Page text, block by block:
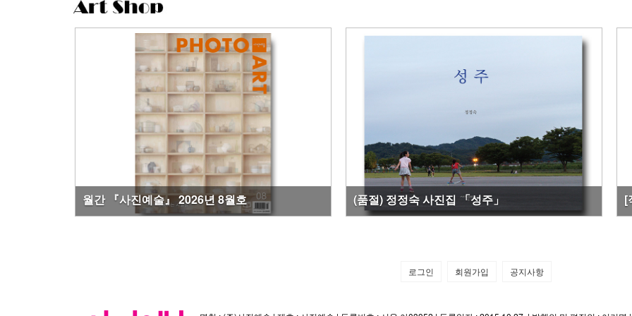
월간 『사진예술』 정기구독 이종만 사진집 「바다」 [
로그인 회원가입 공지사항